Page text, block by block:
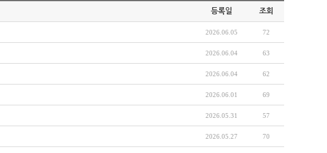
등록일 조회
2026.06.05 72
2026.06.04 63
2026.06.04 62
2026.06.01 69
2026.05.31 57
2026.05.27 70